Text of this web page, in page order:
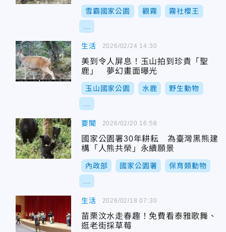
雪霸國家公園 觀霧 霧社櫻王
生活
美到令人屏息！玉山拍到珍貴「聖
鹿」 夢幻畫面曝光
玉山國家公園 水鹿 野生動物
2026/02/24 14:30
要聞
國家公園署30年耕耘 為臺灣黑熊建
構「人熊共榮」永續願景
內政部 國家公園署 保育類動物
2026/02/20 16:58
生活
苗栗汶水走春趣！免費看泰雅歌舞、
逛老街採草莓
2026/02/18 07:30